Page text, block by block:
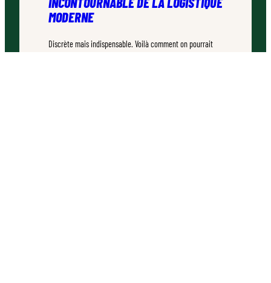
MODERNE
Discrète mais indispensable. Voilà comment on pourrait